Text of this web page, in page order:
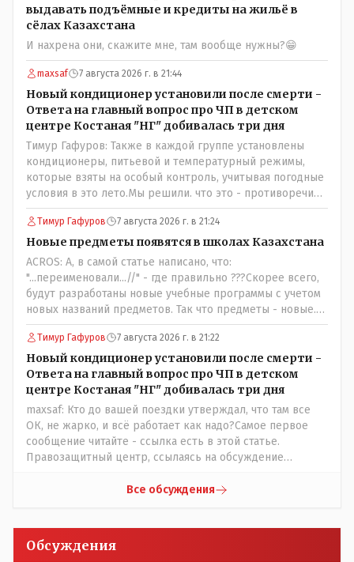
выдавать подъёмные и кредиты на жильё в
сёлах Казахстана
И нахрена они, скажите мне, там вообще нужны?😁
maxsaf 7 августа 2026 г. в 21:44
Новый кондиционер установили после смерти -
Ответа на главный вопрос про ЧП в детском
центре Костаная "НГ" добивалась три дня
Тимур Гафуров: Также в каждой группе установлены
кондиционеры, питьевой и температурный режимы,
которые взяты на особый контроль, учитывая погодные
условия в это лето.Мы решили. что это - противоречие.
Вы считаете иначе?Ну тут противоречия нет. Этот
комментарий прозвучал на следующий день после
трагедии, то есть 29 июля, когда спешно установили и
воду, и новые кондиционеры, и впервые поставили
температурный режим на контроль. То есть первая
часть - информация до трагедии, вторая часть -
информация после трагедии, когда все уже было
Тимур Гафуров 7 августа 2026 г. в 21:24
Новые предметы появятся в школах Казахстана
ACROS: А, в самой статье написано, что:
"...переименовали...//" - где правильно ???Скорее всего,
будут разработаны новые учебные программы с учетом
новых названий предметов. Так что предметы - новые.
Хоть и переименованные)
Тимур Гафуров 7 августа 2026 г. в 21:22
Новый кондиционер установили после смерти -
Ответа на главный вопрос про ЧП в детском
центре Костаная "НГ" добивалась три дня
maxsaf: Кто до вашей поездки утверждал, что там все
ОК, не жарко, и всё работает как надо?Самое первое
сообщение читайте - ссылка есть в этой статье.
Правозащитный центр, ссылаясь на обсуждение
прислали ему в виде аудиосообщений, пишет, что
настоящему времени их установили только в
помещениях, предназначенных для административно-
Все обсуждения
Обсуждения